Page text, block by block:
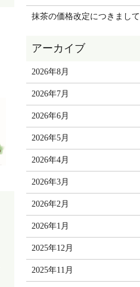
抹茶の価格改定につきまして
2026年8月
2026年7月
2026年6月
2026年5月
2026年4月
2026年3月
2026年2月
2026年1月
2025年12月
2025年11月